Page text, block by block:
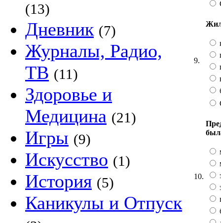
(13)
Дневник (7)
Журналы, Радио,
ТВ (11)
Здоровье и
Медицина (21)
Игры (9)
Искусство (1)
История (5)
Каникулы и Отпуск
9.
10.